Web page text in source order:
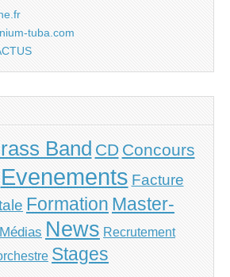
tuba.com
Band CD Concours
Evenements Facture
Formation Master-
Médias News Recrutement
Stages